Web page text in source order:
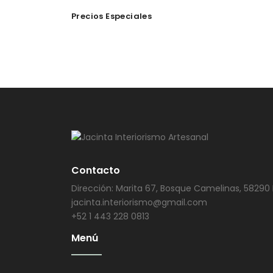
Precios Especiales
Contacto
Dirección: Marita 67, Bosque Camelinas, 58290
jacinta.interiorismo@gmail.com
+52 1 443 228 0813
Menú